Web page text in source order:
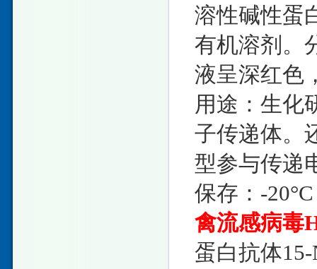
溶性碱性蛋
有机溶剂。
液呈深红色
用途：生化
子传递体。
型参与传递
保存：-20°C
禽流感病毒
蛋白抗体15-